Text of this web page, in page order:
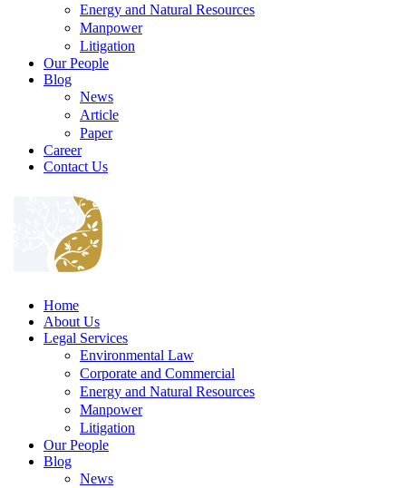
Energy and Natural Resources
Manpower
Litigation
Our People
Blog
News
Article
Paper
Career
Contact Us
Home
About Us
Legal Services
Environmental Law
Corporate and Commercial
Energy and Natural Resources
Manpower
Litigation
Our People
Blog
News